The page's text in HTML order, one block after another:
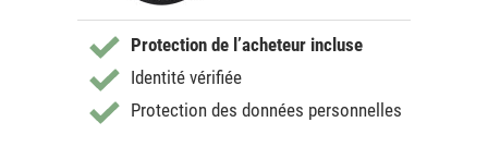
Protection de l’acheteur incluse
Identité vérifiée
Protection des données personnelles